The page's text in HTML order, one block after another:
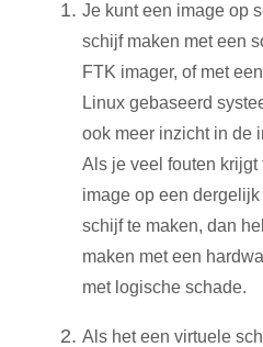
Je kunt een image op
schijf maken met een
FTK imager, of met
Linux gebaseerd
ook meer inzicht in de
Als je veel fouten
image op een
schijf te maken, dan
maken met een
met logische schade.
Als het een virtuele